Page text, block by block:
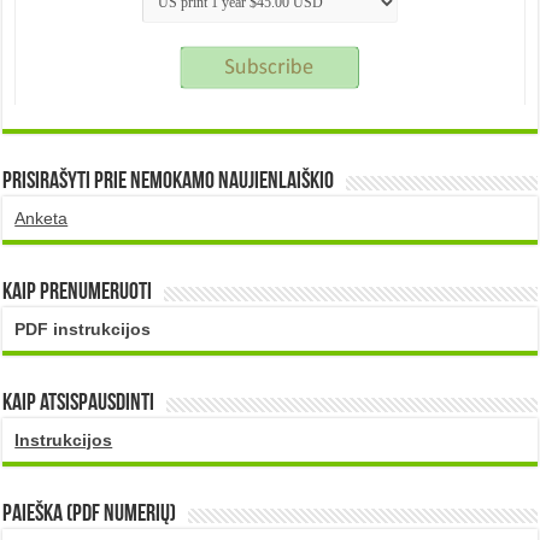
Prisirašyti prie nemokamo naujienlaiškio
Anketa
Kaip prenumeruoti
PDF instrukcijos
Kaip atsispausdinti
Instrukcijos
PAIEŠKA (PDF numerių)